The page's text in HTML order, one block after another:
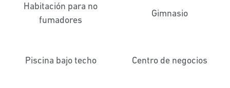
Habitación para no
fumadores
Gimnasio
Piscina bajo techo Centro de negocios